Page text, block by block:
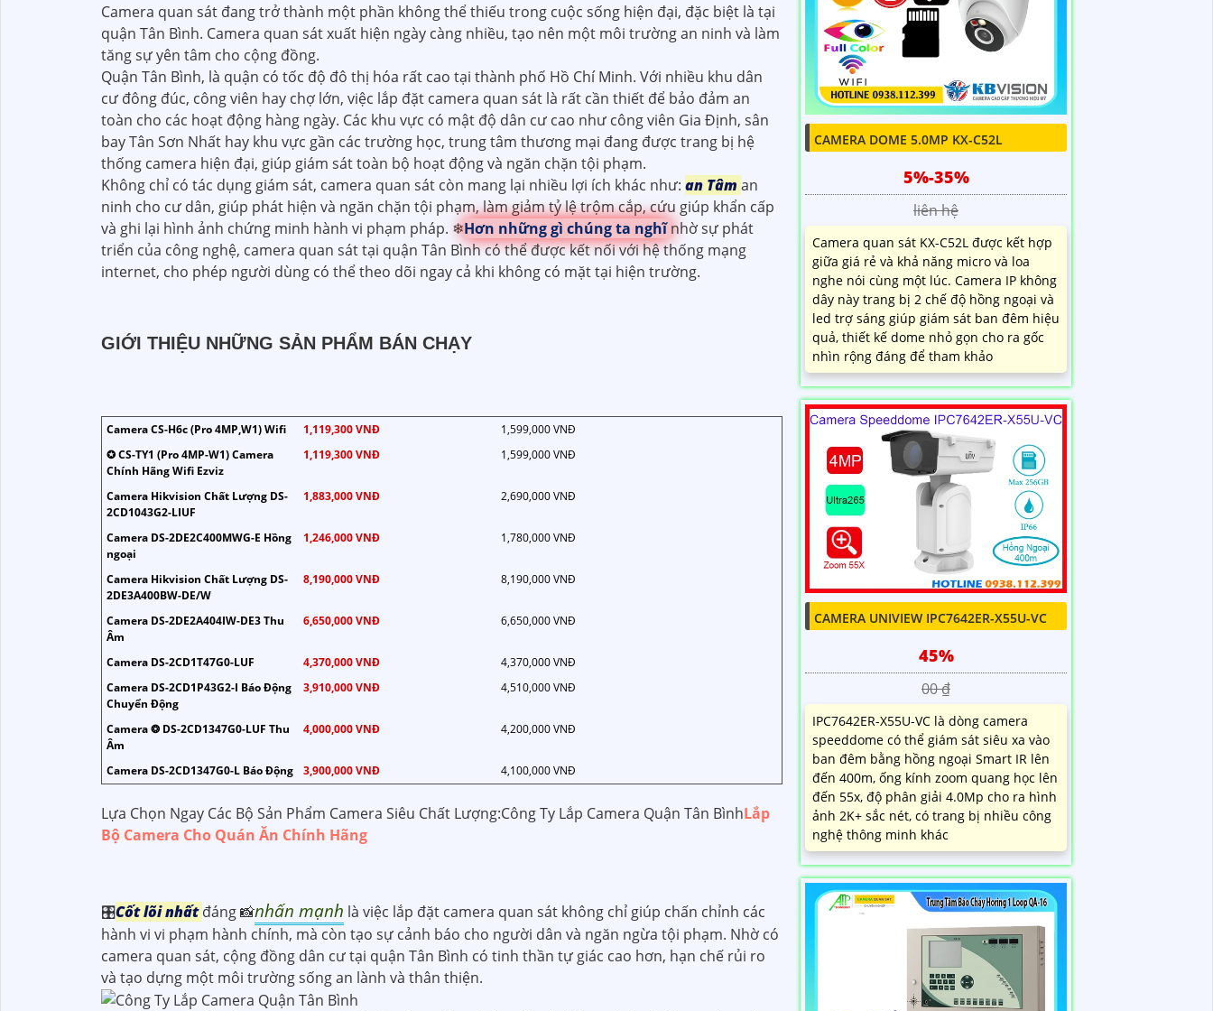
Camera quan sát đang trở thành một phần không thể thiếu trong cuộc sống hiện đại, đặc biệt là tại
quận Tân Bình. Camera quan sát xuất hiện ngày càng nhiều, tạo nên một môi trường an ninh và làm
tăng sự yên tâm cho cộng đồng.
Quận Tân Bình, là quận có tốc độ đô thị hóa rất cao tại thành phố Hồ Chí Minh. Với nhiều khu dân
cư đông đúc, công viên hay chợ lớn, việc lắp đặt camera quan sát là rất cần thiết để bảo đảm an
toàn cho các hoạt động hàng ngày. Các khu vực có mật độ dân cư cao như công viên Gia Định, sân
bay Tân Sơn Nhất hay khu vực gần các trường học, trung tâm thương mại đang được trang bị hệ
thống camera hiện đại, giúp giám sát toàn bộ hoạt động và ngăn chặn tội phạm.
Không chỉ có tác dụng giám sát, camera quan sát còn mang lại nhiều lợi ích khác như: an Tâm an
ninh cho cư dân, giúp phát hiện và ngăn chặn tội phạm, làm giảm tỷ lệ trộm cắp, cứu giúp khẩn cấp
và ghi lại hình ảnh chứng minh hành vi phạm pháp. ❄Hơn những gì chúng ta nghĩnhờ sự phát
triển của công nghệ, camera quan sát tại quận Tân Bình có thể được kết nối với hệ thống mạng
internet, cho phép người dùng có thể theo dõi ngay cả khi không có mặt tại hiện trường.
GIỚI THIỆU NHỮNG SẢN PHẨM BÁN CHẠY
Camera CS-H6c (Pro 4MP,W1) Wifi 1,119,300 VNĐ
1,599,000 VNĐ
✪ CS-TY1 (Pro 4MP-W1) Camera
Chính Hãng Wifi Ezviz
1,119,300 VNĐ 1,599,000 VNĐ
Camera Hikvision Chất Lượng DS-
2CD1043G2-LIUF
1,883,000 VNĐ 2,690,000 VNĐ
Camera DS-2DE2C400MWG-E Hồng
ngoại
1,246,000 VNĐ 1,780,000 VNĐ
Camera Hikvision Chất Lượng DS-
2DE3A400BW-DE/W
8,190,000 VNĐ 8,190,000 VNĐ
Camera DS-2DE2A404IW-DE3 Thu
Âm
6,650,000 VNĐ 6,650,000 VNĐ
Camera DS-2CD1T47G0-LUF 4,370,000 VNĐ
4,370,000 VNĐ
Camera DS-2CD1P43G2-I Báo Động
Chuyển Động
3,910,000 VNĐ 4,510,000 VNĐ
Camera ❂ DS-2CD1347G0-LUF Thu
Âm
4,000,000 VNĐ 4,200,000 VNĐ
Camera DS-2CD1347G0-L Báo Động 3,900,000 VNĐ 4,100,000 VNĐ
Lựa Chọn Ngay Các Bộ Sản Phẩm Camera Siêu Chất Lượng:Công Ty Lắp Camera Quận Tân BìnhLắp
Bộ Camera Cho Quán Ăn Chính Hãng
🎛Cốt lõi nhấtđáng 📸nhấn mạnh là việc lắp đặt camera quan sát không chỉ giúp chấn chỉnh các
hành vi vi phạm hành chính, mà còn tạo sự cảnh báo cho người dân và ngăn ngừa tội phạm. Nhờ có
camera quan sát, cộng đồng dân cư tại quận Tân Bình có tinh thần tự giác cao hơn, hạn chế rủi ro
và tạo dựng một môi trường sống an lành và thân thiện.
CAMERA DOME 5.0MP KX-C52L
5%-35%
liên hệ
Camera quan sát KX-C52L được kết hợp
giữa giá rẻ và khả năng micro và loa
nghe nói cùng một lúc. Camera IP không
dây này trang bị 2 chế độ hồng ngoại và
led trợ sáng giúp giám sát ban đêm hiệu
quả, thiết kế dome nhỏ gọn cho ra gốc
nhìn rộng đáng để tham khảo
CAMERA UNIVIEW IPC7642ER-X55U-VC
45%
00 ₫
IPC7642ER-X55U-VC là dòng camera
speeddome có thể giám sát siêu xa vào
ban đêm bằng hồng ngoại Smart IR lên
đến 400m, ống kính zoom quang học lên
đến 55x, độ phân giải 4.0Mp cho ra hình
ảnh 2K+ sắc nét, có trang bị nhiều công
nghệ thông minh khác